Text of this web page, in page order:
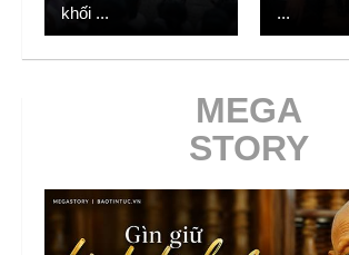
khối ...
...
MEGA
STORY